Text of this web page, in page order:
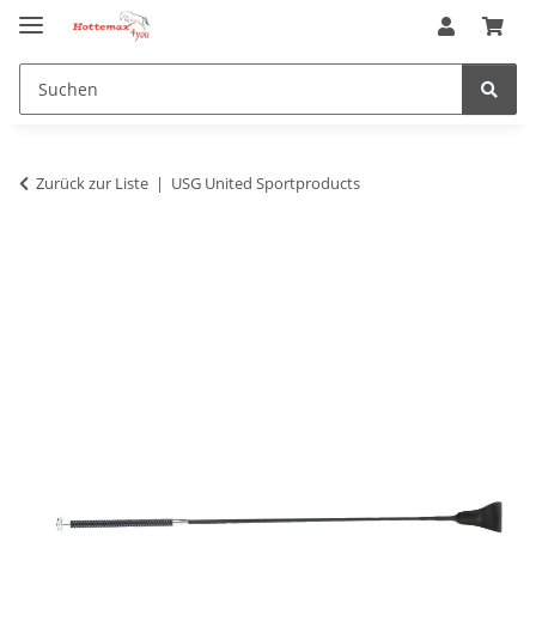
Zurück zur Liste USG United Sportproducts